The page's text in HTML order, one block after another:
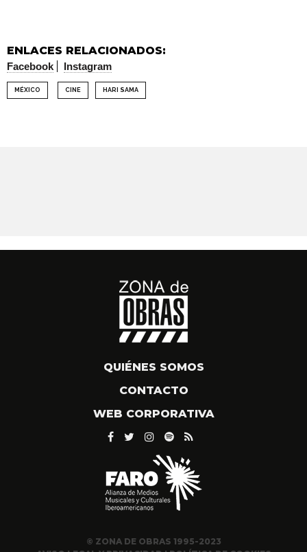
ENLACES RELACIONADOS:
Facebook Instagram
MÉXICO CINE HARI SAMA
QUIÉNES SOMOS
CONTACTO
WEB CORPORATIVA
© ZONA DE OBRAS 1995-2023